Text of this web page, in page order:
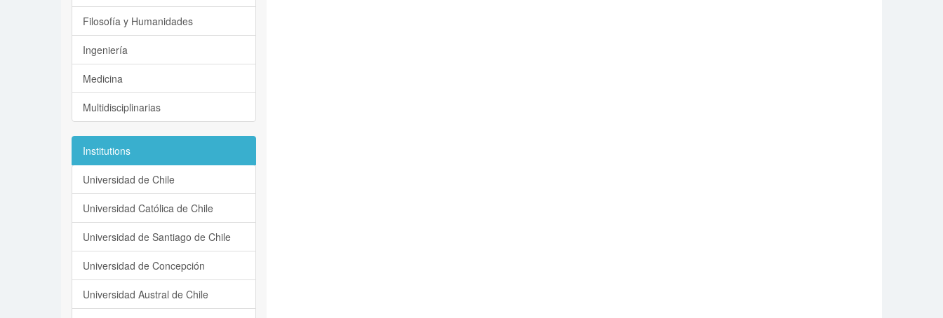
Filosofía y Humanidades
Ingeniería
Medicina
Multidisciplinarias
Institutions
Universidad de Chile
Universidad Católica de Chile
Universidad de Santiago de Chile
Universidad de Concepción
Universidad Austral de Chile